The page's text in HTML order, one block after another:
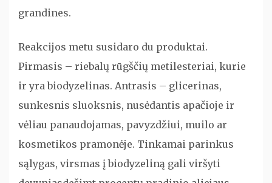
grandines.
Reakcijos metu susidaro du produktai.
Pirmasis – riebalų rūgščių metilesteriai, kurie
ir yra biodyzelinas. Antrasis – glicerinas,
sunkesnis sluoksnis, nusėdantis apačioje ir
vėliau panaudojamas, pavyzdžiui, muilo ar
kosmetikos pramonėje. Tinkamai parinkus
sąlygas, virsmas į biodyzeliną gali viršyti